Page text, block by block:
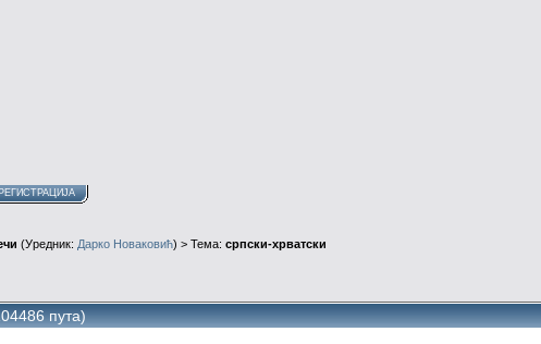
(Уредник: Дарко Новаковић) > Тема: српски-хрватски
пута)